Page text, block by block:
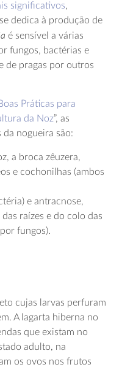
significativos,
dedica à produção de
é sensível a várias
fungos, bactérias e
de pragas por outros
Práticas para
da Noz”, as
da nogueira são:
a broca zêuzera,
e cochonilhas (ambos
e antracnose,
raízes e do colo das
fungos).
cujas larvas perfuram
A lagarta hiberna no
que existam no
adulto, na
os ovos nos frutos